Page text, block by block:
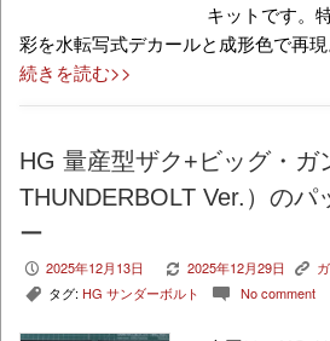
キットです。
彩を水転写式デカールと成形色で再
続きを読む>>
HG 量産型ザク+ビッグ・ガ
THUNDERBOLT Ver.）のパ
ー
P 2025年12月13日 V 2025年12月29日 K
, タグ: HG サンダーボルト c No comment